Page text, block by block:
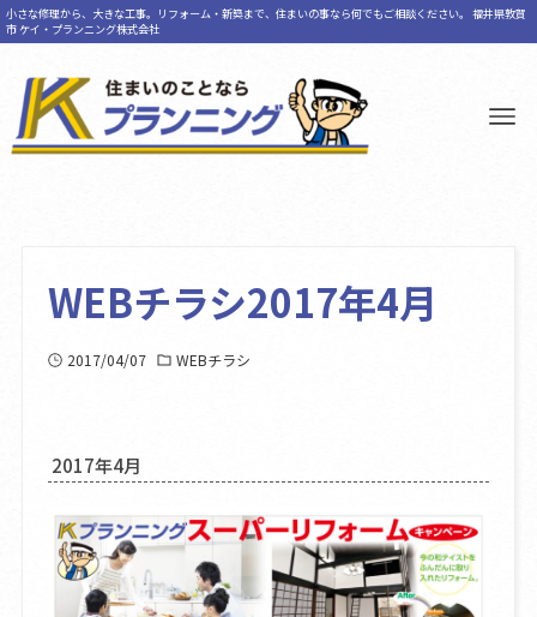
小さな修理から、大きな工事。リフォーム・新築まで、住まいの事なら何でもご相談ください。 福井県敦賀
市 ケイ・プランニング株式会社
WEBチラシ2017年4月
2017/04/07 WEBチラシ
2017年4月